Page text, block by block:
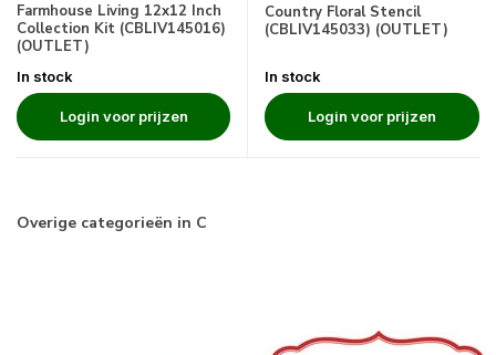
Farmhouse Living 12x12 Inch
Collection Kit (CBLIV145016)
(OUTLET)
In stock
Login voor prijzen
Country Floral Stencil
(CBLIV145033) (OUTLET)
In stock
Login voor prijzen
Overige categorieën in C